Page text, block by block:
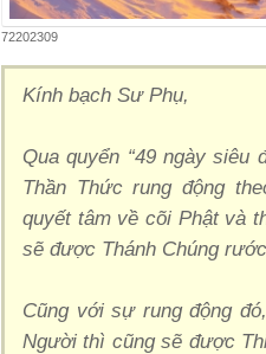
72202309
Kính bạch Sư Phụ,
Qua quyển “49 ngày siêu
Thần Thức rung động
quyết tâm về cõi Phật và
sẽ được Thánh Chúng
Cũng với sự rung động
Người thì cũng sẽ được